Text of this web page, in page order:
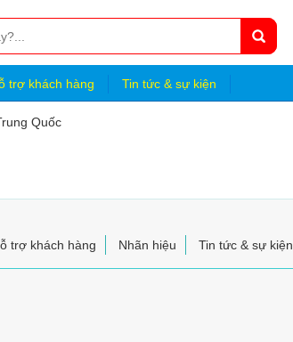
trợ khách hàng Tin tức & sự kiện
Quốc
trợ khách hàng Nhãn hiệu Tin tức & sự kiện